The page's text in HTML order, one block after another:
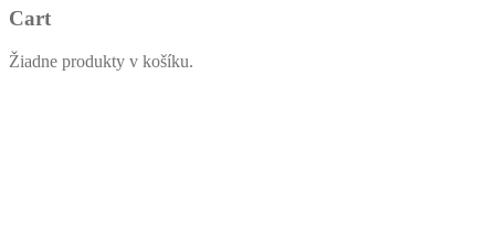
Cart
Žiadne produkty v košíku.